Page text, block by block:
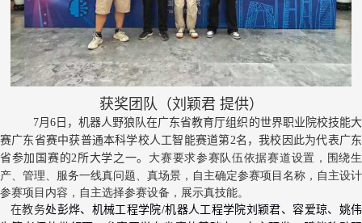
获奖团队（刘颖君 提供）
7月6日，机器人野狼队在广东省教育厅组织的世界职业院校技能大
赛广东省赛中获普通本科学校人工智能赛道第2名，我校因此为代表广东
省参加国赛的2 所大学之一。 大赛要求参赛队伍依据赛道设置，围绕生
产、管理、服务一线真问题、真场景，自主确定参赛项目名称，自主设计
参赛项目内容，自主选择参赛设备，展示真技能。
在教务处彭烨、 机械工程学院/机器人工程学院刘颖君、容爱琼、 姚伟